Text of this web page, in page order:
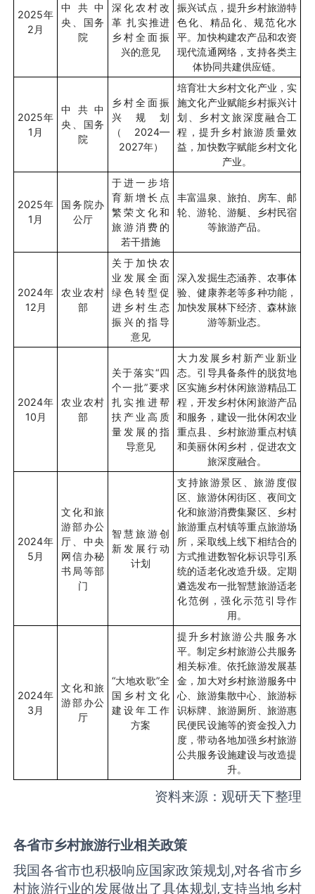
2025年
2月
中共中
央、国务
院
深化农村改
革 扎实推进
乡村全面振
兴的意见
振兴试点，提升乡村旅游特
色化、精品化、规范化水
平。加快构建农产品和农资
现代流通网络，支持各类主
体协同共建供应链。
2025年
1 月
中共中
央、国务
院
乡村全面振
兴规划
（ 2024—
2027年）
培育壮大乡村文化产业，实
施文化产业赋能乡村振兴计
划、乡村文旅深度融合工
程，提升乡村旅游质量效
益，加快数字赋能乡村文化
产业。
2025年
1 月
国务院办
公厅
于进一步培
育新增长点
繁荣文化和
旅游消费的
若干措施
丰富温泉、旅拍、房车、邮
轮、游轮、游艇、乡村民宿
等旅游产品。
2024年
12月
农业农村
部
关于加快农
业发展全面
绿色转型促
进乡村生态
振兴的指导
意见
深入发掘生态涵养、农事体
验、健康养老等多种功能，
加快发展林下经济、森林旅
游等新业态。
2024年
10月
农业农村
部
关于落实“四
个一批”要求
扎实推进帮
扶产业高质
量发展的指
导意见
大力发展乡村新产业新业
态。引导具备条件的脱贫地
区实施乡村休闲旅游精品工
程，开发乡村休闲旅游产品
和服务，建设一批休闲农业
重点县、乡村旅游重点村镇
和美丽休闲乡村，促进农文
旅深度融合。
2024年
5月
文化和旅
游部办公
厅、中央
网信办秘
书局等部
门
智慧旅游创
新发展行动
计划
支持旅游景区、旅游度假
区、旅游休闲街区、夜间文
化和旅游消费集聚区、乡村
旅游重点村镇等重点旅游场
所，采取线上线下相结合的
方式推进数智化标识导引系
统的适老化改造升级。定期
遴选发布一批智慧旅游适老
化范例，强化示范引导作
用。
2024年
3月
文化和旅
游部办公
厅
“大地欢歌”全
国乡村文化
建设年工作
方案
提升乡村旅游公共服务水
平。制定乡村旅游公共服务
相关标准。依托旅游发展基
金，加大对乡村旅游服务中
心、旅游集散中心、旅游标
识标牌、旅游厕所、旅游惠
民便民设施等的资金投入力
度，带动各地加强乡村旅游
公共服务设施建设与改造提
升。
资料来源：观研天下整理
各省市乡村旅游行业相关政策
我国各省市也积极响应国家政策规划,对各省市乡
村旅游行业的发展做出了具体规划,支持当地乡村